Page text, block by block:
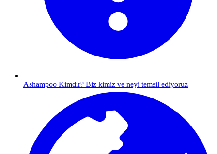
Ashampoo Kimdir? Biz kimiz ve neyi temsil ediyoruz